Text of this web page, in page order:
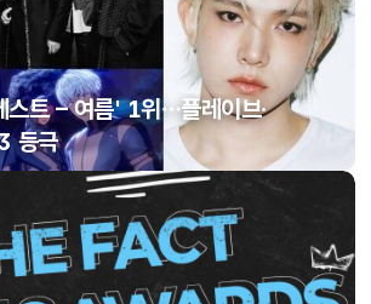
트 – 여름' 1위…플레이브·
등극